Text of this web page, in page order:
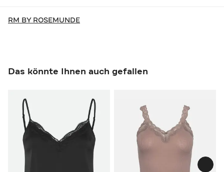
RM BY ROSEMUNDE
Das könnte Ihnen auch gefallen